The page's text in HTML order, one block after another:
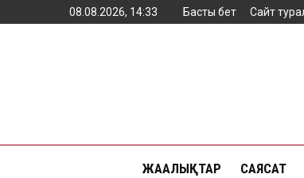
08.08.2026, 14:33 Басты бет Сайт
ЖАҢАЛЫҚТАР САЯСАТ